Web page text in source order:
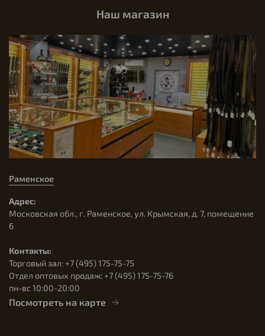
Наш магазин
Раменское
Адрес:
Московская обл., г. Раменское, ул. Крымская, д. 7, помещение
6
Контакты:
Торговый зал: +7 (495) 175-75-75
Отдел оптовых продаж: +7 (495) 175-75-76
пн-вс 10:00-20:00
Посмотреть на карте